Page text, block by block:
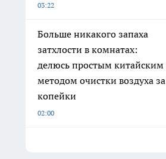
03:22
Больше никакого запаха
затхлости в комнатах:
делюсь простым китайским
методом очистки воздуха за
копейки
02:00